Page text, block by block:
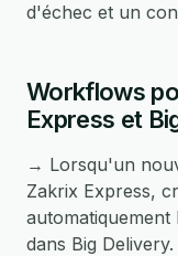
d'échec et un
Workflows
Express et
→ Lorsqu'un
Zakrix Express,
dans Big Delivery.